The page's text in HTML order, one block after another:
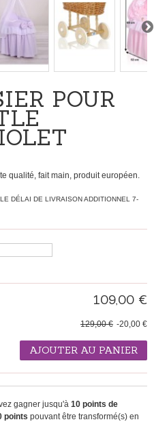
POUR
qualité, fait main, produit européen.
DÉLAI DE LIVRAISON ADDITIONNEL 7-
109,00 €
-20,00 €
129,00 €
AJOUTER AU PANIER
gagner jusqu'à 10 points de
points pouvant être transformé(s) en